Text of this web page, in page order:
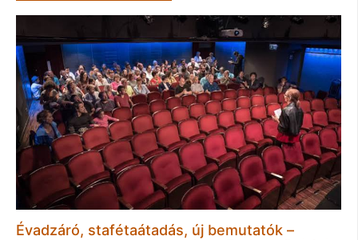
Évadzáró, stafétaátadás, új bemutatók –